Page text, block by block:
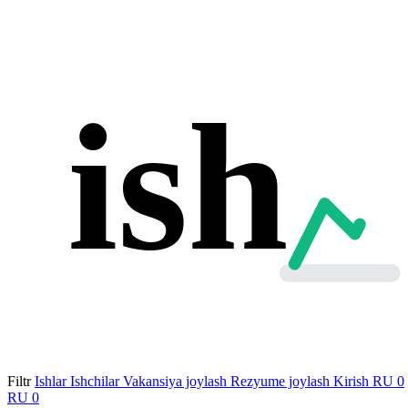
ish
Filtr Ishlar Ishchilar Vakansiya joylash Rezyume joylash Kirish RU 0
RU 0